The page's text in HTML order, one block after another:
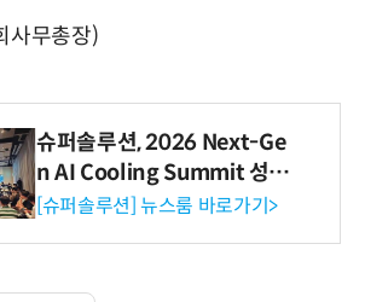
사무총장)
슈퍼솔루션, 2026 Next-Ge
n AI Cooling Summit 성황
리 성료
[슈퍼솔루션] 뉴스룸 바로가기>